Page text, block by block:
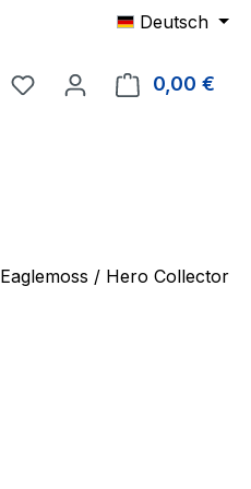
Deutsch
Du hast 0 Produkte auf
0,00 €
Eaglemoss / Hero Collector